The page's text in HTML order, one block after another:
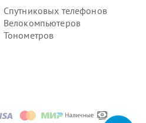
Спутниковых телефонов
Велокомпьютеров
Тонометров
ошейника
ошейника